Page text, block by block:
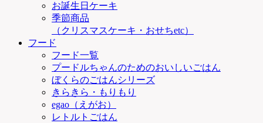
お誕生日ケーキ
季節商品
（クリスマスケーキ・おせちetc）
フード
フード一覧
プードルちゃんのためのおいしいごはん
ぼくらのごはんシリーズ
きらきら・もりもり
egao（えがお）
レトルトごはん